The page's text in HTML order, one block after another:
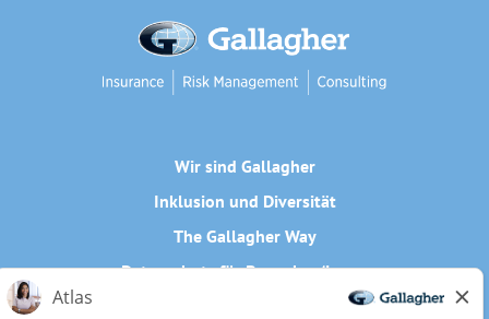
Wir sind Gallagher
Inklusion und Diversität
The Gallagher Way
Datenschutz für Bewerber/innen